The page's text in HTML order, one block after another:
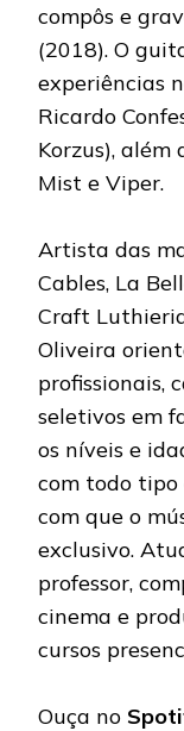
compôs e
(2018). O
experiências
Ricardo
Korzus), além
Mist e Viper.
Artista das
Cables, La
Craft
Oliveira
profissionais,
seletivos em
os níveis e
com todo tipo
com que o
exclusivo.
professor,
cinema e
cursos
Ouça no